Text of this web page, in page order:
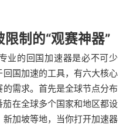
制的“观赛神器”
业的回国加速器是必不可少
回国加速的工具，有六大核心
需求。首先是全球节点分布
在全球多个国家和地区都设
加坡等地，当你打开加速器